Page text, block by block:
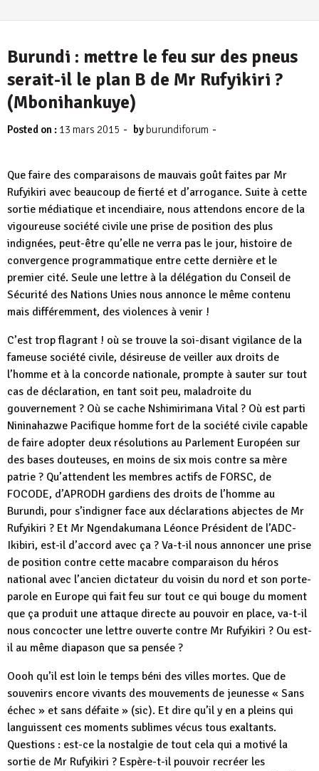
Burundi : mettre le feu sur des pneus
serait-il le plan B de Mr Rufyikiri ?
(Mbonihankuye)
Posted on : 13 mars 2015 - by burundiforum -
Que faire des comparaisons de mauvais goût faites par Mr
Rufyikiri avec beaucoup de fierté et d’arrogance. Suite à cette
sortie médiatique et incendiaire, nous attendons encore de la
vigoureuse société civile une prise de position des plus
indignées, peut-être qu’elle ne verra pas le jour, histoire de
convergence programmatique entre cette dernière et le
premier cité. Seule une lettre à la délégation du Conseil de
Sécurité des Nations Unies nous annonce le même contenu
mais différemment, des violences à venir !
C’est trop flagrant ! où se trouve la soi-disant vigilance de la
fameuse société civile, désireuse de veiller aux droits de
l’homme et à la concorde nationale, prompte à sauter sur tout
cas de déclaration, en tant soit peu, maladroite du
gouvernement ? Où se cache Nshimirimana Vital ? Où est parti
Nininahazwe Pacifique homme fort de la société civile capable
de faire adopter deux résolutions au Parlement Européen sur
des bases douteuses, en moins de six mois contre sa mère
patrie ? Qu’attendent les membres actifs de FORSC, de
FOCODE, d’APRODH gardiens des droits de l’homme au
Burundi, pour s’indigner face aux déclarations abjectes de Mr
Rufyikiri ? Et Mr Ngendakumana Léonce Président de l’ADC-
Ikibiri, est-il d’accord avec ça ? Va-t-il nous annoncer une prise
de position contre cette macabre comparaison du héros
national avec l’ancien dictateur du voisin du nord et son porte-
parole en Europe qui fait feu sur tout ce qui bouge du moment
que ça produit une attaque directe au pouvoir en place, va-t-il
nous concocter une lettre ouverte contre Mr Rufyikiri ? Ou est-
il au même diapason que sa pensée ?
Oooh qu’il est loin le temps béni des villes mortes. Que de
souvenirs encore vivants des mouvements de jeunesse « Sans
échec » et sans défaite » (sic). Et dire qu’il y en a pleins qui
languissent ces moments sublimes vécus tous exaltants.
Questions : est-ce la nostalgie de tout cela qui a motivé la
sortie de Mr Rufyikiri ? Espère-t-il pouvoir recréer les